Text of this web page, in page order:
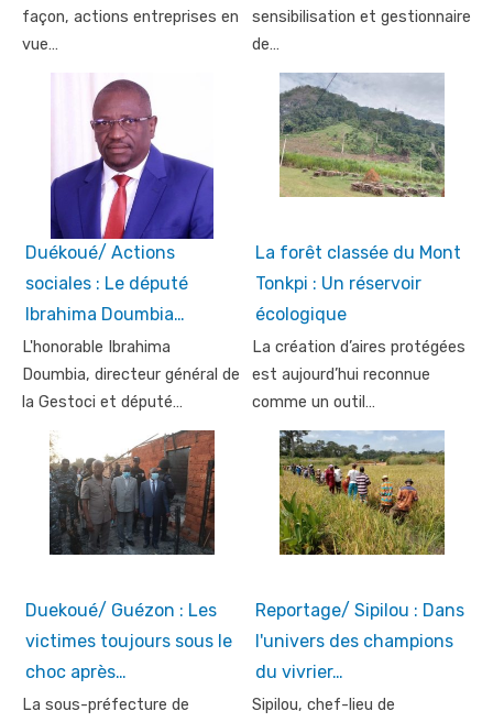
façon, actions entreprises en
vue…
sensibilisation et gestionnaire
de…
Duékoué/ Actions
sociales : Le député
Ibrahima Doumbia…
L'honorable Ibrahima
Doumbia, directeur général de
la Gestoci et député…
La forêt classée du Mont
Tonkpi : Un réservoir
écologique
La création d’aires protégées
est aujourd’hui reconnue
comme un outil…
Duekoué/ Guézon : Les
victimes toujours sous le
choc après…
La sous-préfecture de
Reportage/ Sipilou : Dans
l'univers des champions
du vivrier…
Sipilou, chef-lieu de